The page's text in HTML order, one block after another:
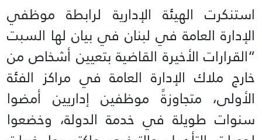
استنكرت الهيئة الإدارية لرابطة موظفي
الإدارة العامة في لبنان في بيان لها السبت
“القرارات الأخيرة القاضية بتعيين أشخاص من
خارج ملاك الإدارة العامة في مراكز الفئة
الأولى، متجاوزةً موظفين إداريين أمضوا
سنوات طويلة في خدمة الدولة، وخضعوا